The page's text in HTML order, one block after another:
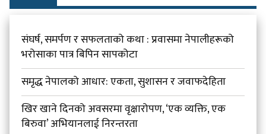
संघर्ष, समर्पण र सफलताको कथा : प्रवासमा नेपालीहरूको
भरोसाका पात्र बिपिन सापकोटा
समृद्ध नेपालको आधार: एकता, सुशासन र जवाफदेहिता
खिर खाने दिनको अवसरमा वृक्षारोपण, ‘एक व्यक्ति, एक
बिरुवा’ अभियानलाई निरन्तरता